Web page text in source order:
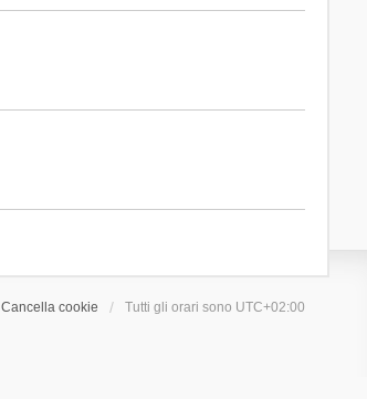
o
Cancella cookie Tutti gli orari sono UTC+02:00